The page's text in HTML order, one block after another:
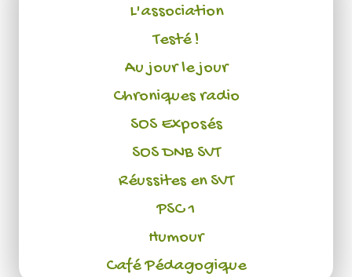
L'association
Testé !
Au jour le jour
Chroniques radio
SOS Exposés
SOS DNB SVT
Réussites en SVT
PSC 1
Humour
Café Pédagogique